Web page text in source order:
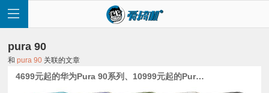
pura 90
和pura 90 关联的文章
4699元起的华为Pura 90系列、10999元起的Pura X Max大阔折发布【附多旗舰对比】